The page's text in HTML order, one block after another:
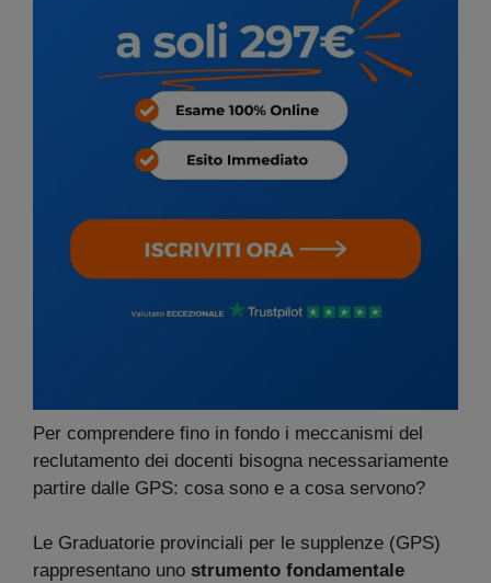
Per comprendere fino in fondo i meccanismi del
reclutamento dei docenti bisogna necessariamente
partire dalle GPS: cosa sono e a cosa servono?
Le Graduatorie provinciali per le supplenze (GPS)
rappresentano uno strumento fondamentale